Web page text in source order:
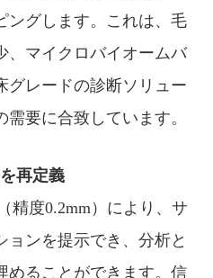
ングします。これは、毛
、マイクロバイオームバ
グレードの診断ソリュー
需要に合致しています。
再定義
精度0.2mm）により、サ
ョンを提示でき、分析と
めることができます。信